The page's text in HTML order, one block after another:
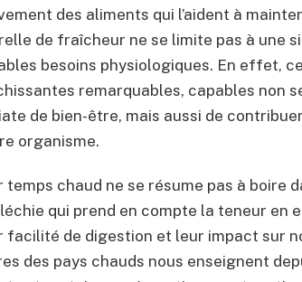
des aliments qui l’aident à
de fraîcheur ne se limite pas à une
besoins physiologiques. En effet,
remarquables, capables non
de bien-être, mais aussi de
organisme.
temps chaud ne se résume pas à boire
qui prend en compte la teneur en
facilité de digestion et leur impact sur
des pays chauds nous enseignent